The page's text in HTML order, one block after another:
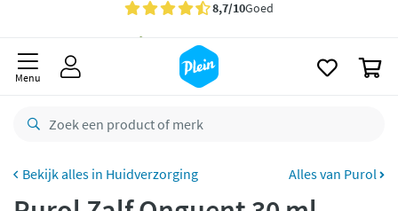
Gratisbezorging vanaf 35,- *
besteld,
Gratisretourneren
CO2 neutraal
Betaal met Klarna
Menu
Huidverzorging Alles van Purol